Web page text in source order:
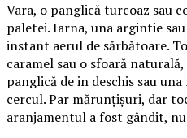
Vara, o panglică turcoaz sau
paletei. Iarna, una argintie
instant aerul de sărbătoare.
caramel sau o sfoară
panglică de in deschis sau
cercul. Par mărunțișuri, dar
aranjamentul a fost gândit,